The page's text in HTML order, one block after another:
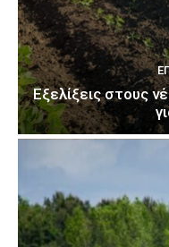
Εξελίξεις στους